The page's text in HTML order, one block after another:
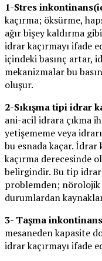
1-Stres
kaçırma; öksürme,
ağır bişey kaldırma
idrar kaçırmayı ifade
içindeki basınç artar,
mekanizmalar bu
oluşur.
2-Sıkışma tipi idrar
ani-acil idrara çıkma
yetişememe veya
bu esnada kaçar. İdrar
kaçırma derecesinde
belirgindir. Bu tip idrar
problemden; nörolojik
durumlardan
3- Taşma
mesaneden kapasite
idrar kaçırmayı ifade